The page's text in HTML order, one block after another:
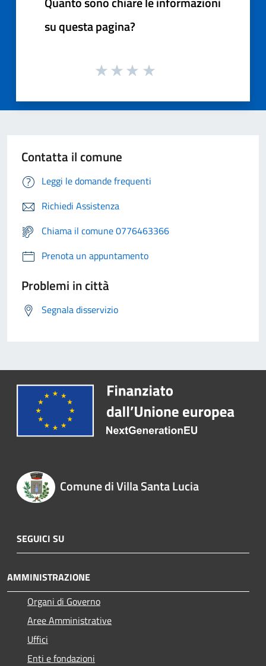
su questa pagina?
Contatta il comune
Leggi le domande frequenti
Richiedi Assistenza
Chiama il comune 0776463366
Prenota un appuntamento
Problemi in città
Segnala disservizio
Comune di Villa Santa Lucia
SEGUICI SU
AMMINISTRAZIONE
Organi di Governo
Aree Amministrative
Uffici
Enti e fondazioni